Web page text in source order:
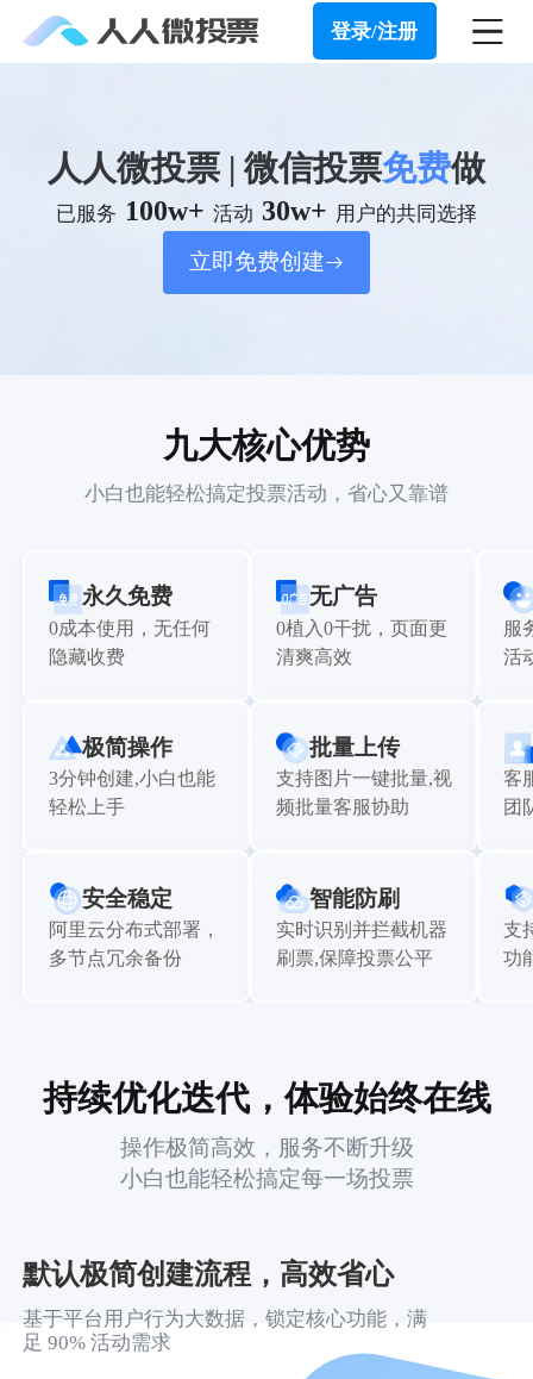
登录/注册
人人微投票 | 微信投票免费做
已服务 100w+ 活动 30w+ 用户的共同选择
立即免费创建
九大核心优势
小白也能轻松搞定投票活动，省心又靠谱
永久免费
0成本使用，无任何
隐藏收费
无广告
0植入0干扰，页面更
清爽高效
服
活
极简操作
3分钟创建,小白也能
轻松上手
批量上传
支持图片一键批量,视
频批量客服协助
客
团
安全稳定
阿里云分布式部署，
多节点冗余备份
智能防刷
实时识别并拦截机器
刷票,保障投票公平
支
功
持续优化迭代，体验始终在线
操作极简高效，服务不断升级
小白也能轻松搞定每一场投票
默认极简创建流程，高效省心
基于平台用户行为大数据，锁定核心功能，满
足 90% 活动需求